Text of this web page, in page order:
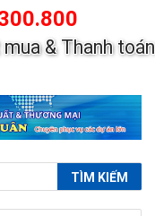
& Thanh toán
TÌM KIẾM